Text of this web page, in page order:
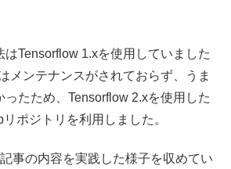
はTensorflow 1.xを使用していました
メンテナンスがされておらず、うま
ったため、Tensorflow 2.xを使用した
ポジトリを利用しました。
事の内容を実践した様子を収めてい